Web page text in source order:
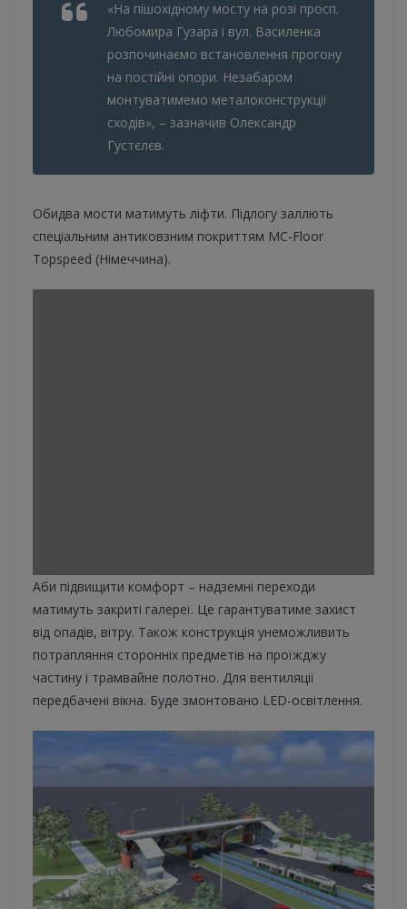
«На пішохідному мосту на розі просп.
Любомира Гузара і вул. Василенка
розпочинаємо встановлення прогону
на постійні опори. Незабаром
монтуватимемо металоконструкції
сходів», – зазначив Олександр
Густєлєв.
Обидва мости матимуть ліфти. Підлогу заллють
спеціальним антиковзним покриттям MC-Floor
Topspeed (Німеччина).
Аби підвищити комфорт – надземні переходи
матимуть закриті галереї. Це гарантуватиме захист
від опадів, вітру. Також конструкція унеможливить
потрапляння сторонніх предметів на проїжджу
частину і трамвайне полотно. Для вентиляції
передбачені вікна. Буде змонтовано LED-освітлення.